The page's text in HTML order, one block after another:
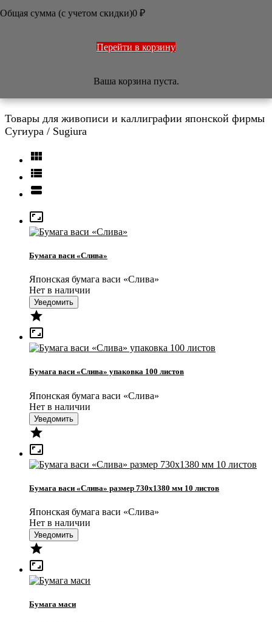
ПЕЧАТИ
ТОВАРЫ ИЗ ЯПОНИИ
Сугиура / Sugiura
Товары для живописи и каллиграфии японской фирмы
Сугиура / Sugiura




Бумага васи «Слива»
Японская бумага васи «Слива»
Нет в наличии
Уведомить


Бумага васи «Слива» упаковка 100 листов
Японская бумага васи «Слива»
Нет в наличии
Уведомить


Бумага васи «Слива» размер 730x1380 мм 10 листов
Японская бумага васи «Слива»
Нет в наличии
Уведомить


Бумага маси
Общая сумма (с учетом скидки)0 ₽
Перейти в корзину
Ваша корзина пуста.